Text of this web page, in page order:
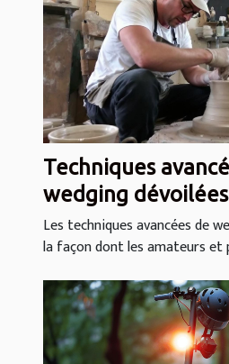
Techniques
wedging
cours en ligne
Les techniques avancées de
la façon dont les amateurs et